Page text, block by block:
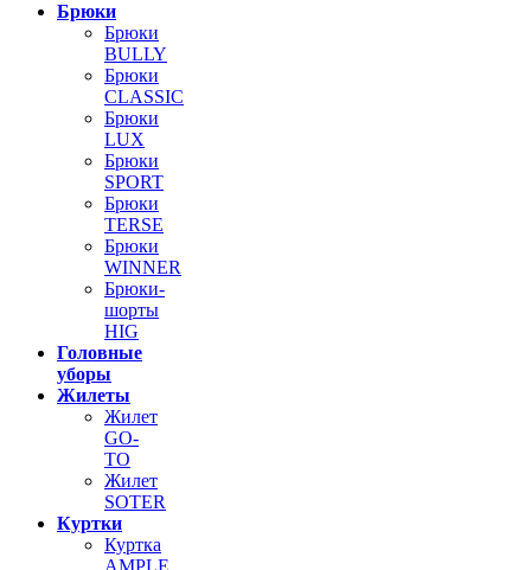
Брюки
Брюки
BULLY
Брюки
CLASSIC
Брюки
LUX
Брюки
SPORT
Брюки
TERSE
Брюки
WINNER
Брюки-
шорты
HIG
Головные
уборы
Жилеты
Жилет
GO-
TO
Жилет
SOTER
Куртки
Куртка
AMPLE